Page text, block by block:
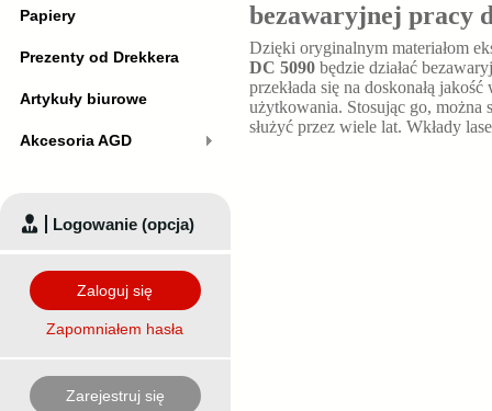
bezawaryjnej pracy
Dzięki oryginalnym materiałom
DC 5090 będzie działać
przekłada się na doskonałą
użytkowania. Stosując go, można
służyć przez wiele lat. Wkłady
Papiery
Prezenty od Drekkera
Artykuły biurowe
Akcesoria AGD
Logowanie (opcja)
Zaloguj się
Zapomniałem hasła
Zarejestruj się